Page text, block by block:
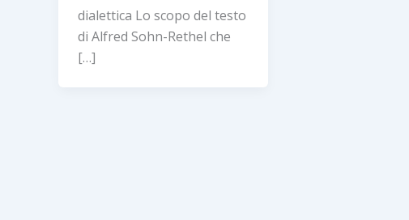
dialettica Lo scopo del testo
di Alfred Sohn-Rethel che
[…]